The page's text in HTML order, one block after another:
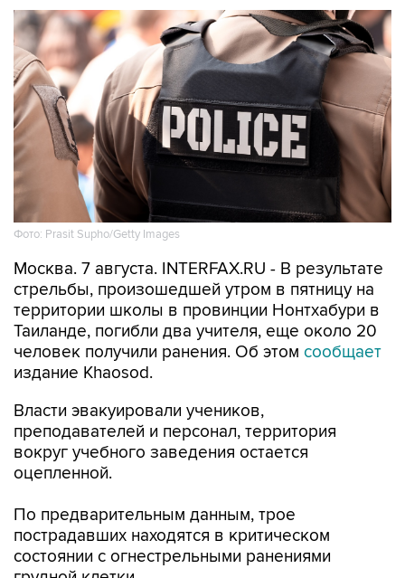
Фото: Prasit Supho/Getty Images
Москва. 7 августа. INTERFAX.RU - В результате
стрельбы, произошедшей утром в пятницу на
территории школы в провинции Нонтхабури в
Таиланде, погибли два учителя, еще около 20
человек получили ранения. Об этом сообщает
издание Khaosod.
Власти эвакуировали учеников,
преподавателей и персонал, территория
вокруг учебного заведения остается
оцепленной.
По предварительным данным, трое
пострадавших находятся в критическом
состоянии с огнестрельными ранениями